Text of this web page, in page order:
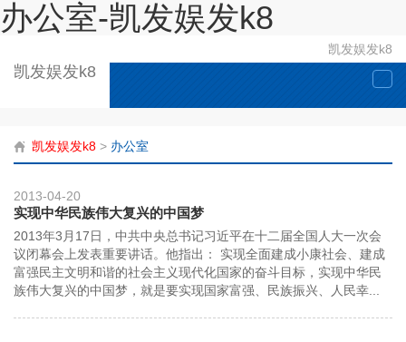
办公室-凯发娱发k8
凯发娱发k8
凯发娱发k8
凯发娱发k8 > 办公室
2013-04-20
实现中华民族伟大复兴的中国梦
2013年3月17日，中共中央总书记习近平在十二届全国人大一次会
议闭幕会上发表重要讲话。他指出： 实现全面建成小康社会、建成
富强民主文明和谐的社会主义现代化国家的奋斗目标，实现中华民
族伟大复兴的中国梦，就是要实现国家富强、民族振兴、人民幸...